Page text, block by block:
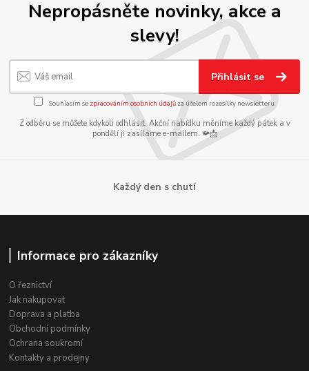
Nepropásněte novinky, akce a
slevy!
Přihlásit se
Souhlasím se zpracováním osobních údajůza účelem rozesílky newsletteru.
Z odběru se můžete kdykoli odhlásit. Akční nabídku měníme každý pátek a v
pondělí ji zasíláme e-mailem. 📯📩
Každý den s chutí
Informace pro zákazníky
O řeznictví
Jak nakupovat
Doprava a platba
Obchodní podmínky
Ochrana soukromí
Kontakty a prodejny